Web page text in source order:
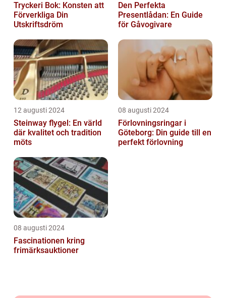
Tryckeri Bok: Konsten att
Förverkliga Din
Utskriftsdröm
Den Perfekta
Presentlådan: En Guide
för Gåvogivare
12 augusti 2024
Steinway flygel: En värld
där kvalitet och tradition
möts
08 augusti 2024
Förlovningsringar i
Göteborg: Din guide till en
perfekt förlovning
08 augusti 2024
Fascinationen kring
frimärksauktioner